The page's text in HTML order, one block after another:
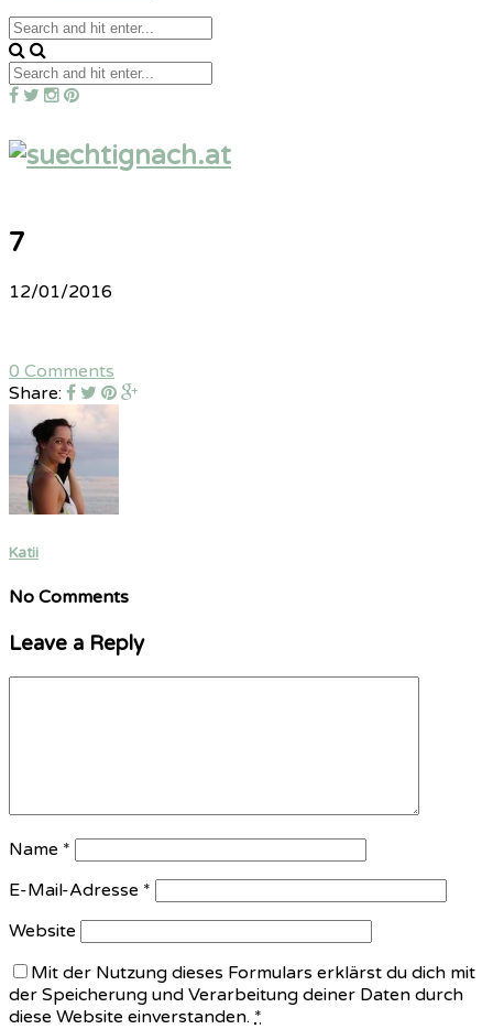
7
12/01/2016
0 Comments
Share:
Katii
No Comments
Leave a Reply
Name *
E-Mail-Adresse *
Website
Mit der Nutzung dieses Formulars erklärst du dich mit
der Speicherung und Verarbeitung deiner Daten durch
diese Website einverstanden. *